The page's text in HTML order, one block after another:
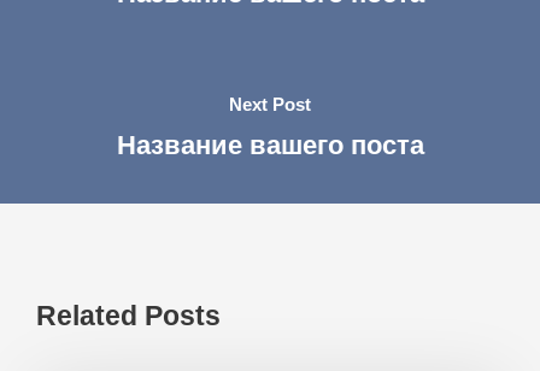
Next Post
Название вашего поста
Related Posts